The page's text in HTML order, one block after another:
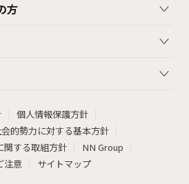
方
個人情報保護方針
的勢力に対する基本方針
関する取組方針
NN Group
注意
サイトマップ